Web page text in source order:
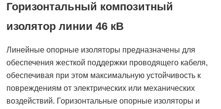
Горизонтальный композитный
изолятор линии 46 кВ
Линейные опорные изоляторы предназначены для
обеспечения жесткой поддержки проводящего кабеля,
обеспечивая при этом максимальную устойчивость к
повреждениям от электрических или механических
воздействий. Горизонтальные опорные изоляторы и